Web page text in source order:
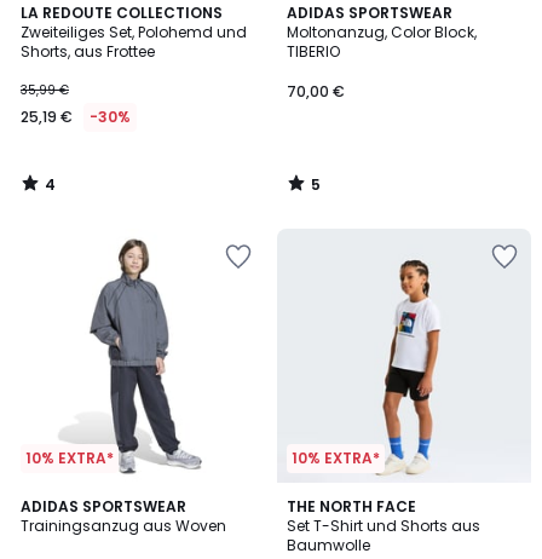
LA REDOUTE COLLECTIONS
Zweiteiliges Set, Polohemd und
Shorts, aus Frottee
35,99 €
25,19 € -30%
4
/
5
4
/
ADIDAS SPORTSWEAR
Moltonanzug, Color Block,
TIBERIO
70,00 €
5
/
5
5
/
10% EXTRA*
ADIDAS SPORTSWEAR
Trainingsanzug aus Woven
10% EXTRA*
THE NORTH FACE
Set T-Shirt und Shorts aus
Baumwolle